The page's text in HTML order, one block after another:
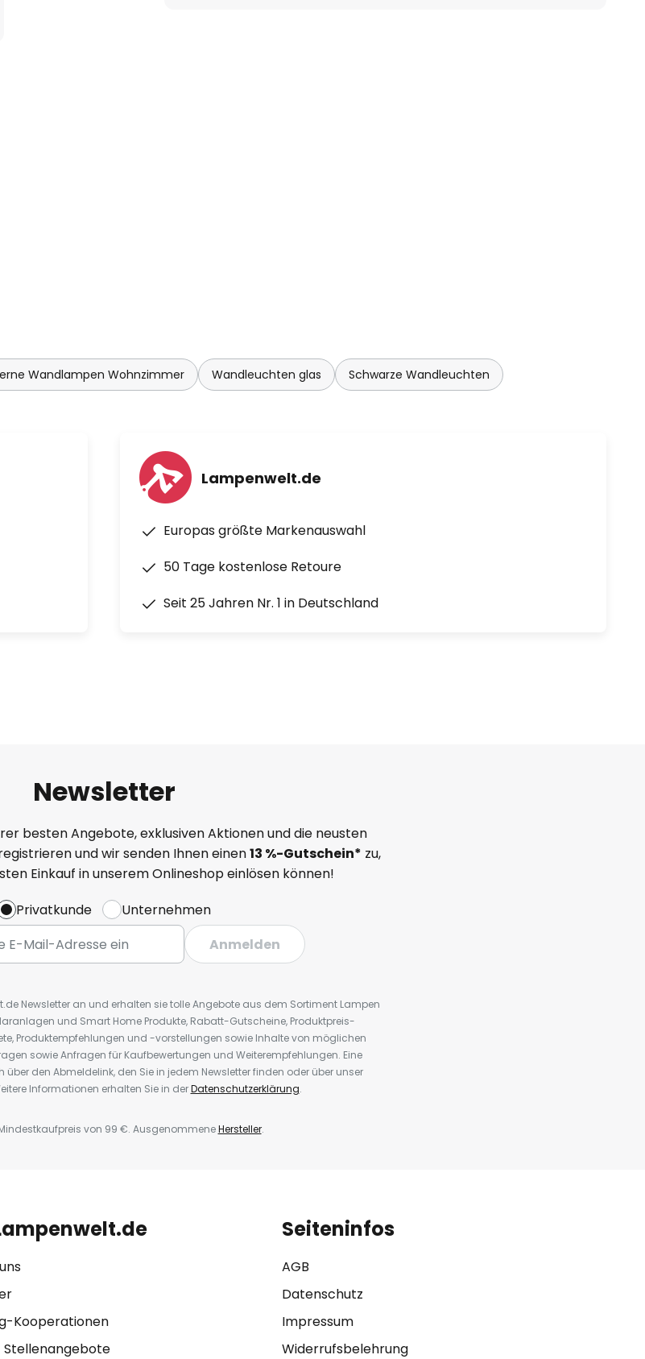
Wandlampen Wohnzimmer Wandleuchten glas Schwarze Wandleuchten
Lampenwelt.de
Europas größte Markenauswahl
50 Tage kostenlose Retoure
Seit 25 Jahren Nr. 1 in Deutschland
Newsletter
besten Angebote, exklusiven Aktionen und die neusten
und wir senden Ihnen einen13 %-Gutschein* zu,
Einkauf in unserem Onlineshop einlösen können!
Privatkunde
Unternehmen
Anmelden
Newsletter an und erhalten sie tolle Angebote aus dem Sortiment Lampen
und Smart Home Produkte, Rabatt-Gutscheine, Produktpreis-
Produktempfehlungen und -vorstellungen sowie Inhalte von möglichen
sowie Anfragen für Kaufbewertungen und Weiterempfehlungen. Eine
den Abmeldelink, den Sie in jedem Newsletter finden oder über unser
Informationen erhalten Sie in derDatenschutzerklärung.
von 99 €. AusgenommeneHersteller.
Kooperationen
Stellenangebote
Seiteninfos
AGB
Datenschutz
Impressum
Widerrufsbelehrung